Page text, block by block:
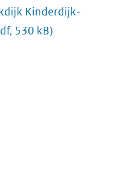
Kinderdijk-
530 kB)